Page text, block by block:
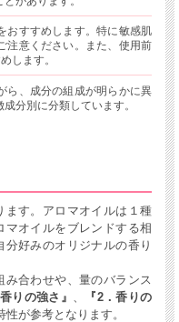
おすすめします。特に敏感肌
注意ください。また、使用前
します。
ら、成分の組成が明らかに異
分別に分類しています。
ます。アロマオイルは１種
オイルをブレンドする相
好みのオリジナルの香り
み合わせや、量のバランス
香りの強さ』 、
『2．香りの
性が参考となります。